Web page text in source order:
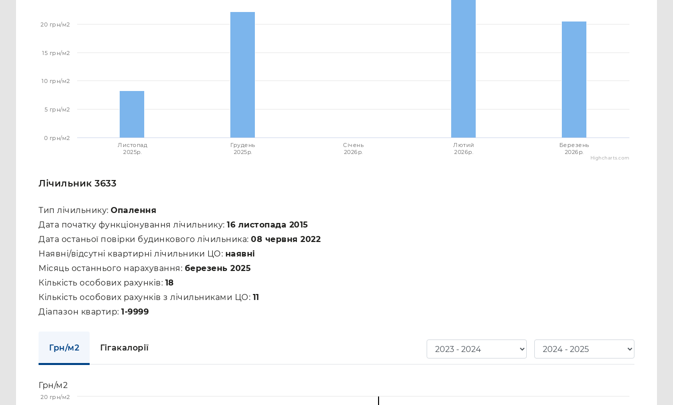
Листопад
2025p.
Грудень
2025p.
Січень
2026p.
Лютий
2026p.
Березень
2026p.
0 грн/м2
5 грн/м2
10 грн/м2
15 грн/м2
20 грн/м2
Highcharts.com
Лічильник 3633
Тип лічильнику: Опалення
Дата початку функціонування лічильнику: 16 листопада 2015
Дата останьої повірки будинкового лічильника: 08 червня 2022
Наявні/відсутні квартирні лічильники ЦО: наявні
Місяць останнього нарахування: березень 2025
Кількість особових рахунків: 18
Кількість особових рахунків з лічильниками ЦО: 11
Діапазон квартир: 1-9999
Грн/м2 Гігакалорії
Грн/м2
20 грн/м2